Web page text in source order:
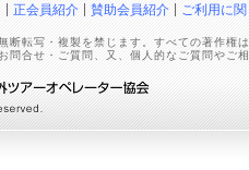
正会員紹介 賛助会員紹介 ご利用に
断転写・複製を禁じます。すべての著作権
問合せ・ご質問、又、個人的なご質問やご